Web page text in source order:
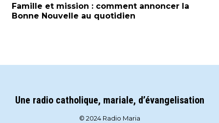
Famille et mission : comment annoncer la
Bonne Nouvelle au quotidien
Une radio catholique, mariale, d’évangelisation
© 2024 Radio Maria